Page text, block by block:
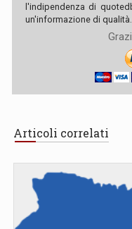
l'indipendenza di
un'informazione di
Articoli correlati